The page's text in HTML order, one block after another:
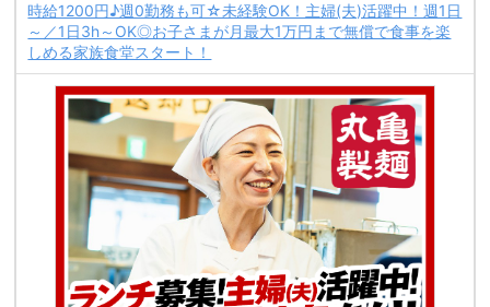
時給1200円♪週0勤務も可☆未経験OK！主婦(夫)活躍中！週1日
～／1日3h～OK◎お子さまが月最大1万円まで無償で食事を楽
しめる家族食堂スタート！